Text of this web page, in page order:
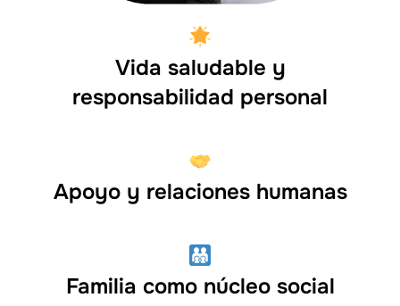
Vida saludable y
responsabilidad personal
Apoyo y relaciones humanas
Familia como núcleo social